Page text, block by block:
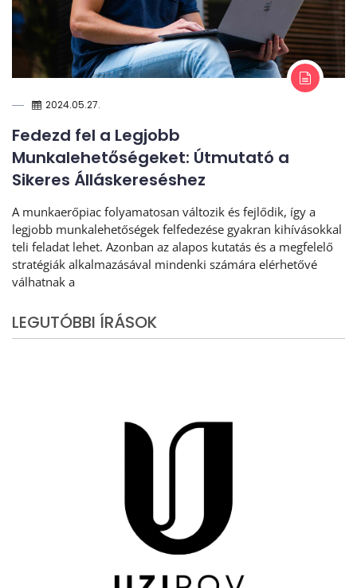
2024.05.27.
Fedezd fel a Legjobb
Munkalehetőségeket: Útmutató a
Sikeres Álláskereséshez
A munkaerőpiac folyamatosan változik és fejlődik, így a
legjobb munkalehetőségek felfedezése gyakran kihívásokkal
teli feladat lehet. Azonban az alapos kutatás és a megfelelő
stratégiák alkalmazásával mindenki számára elérhetővé
válhatnak a
LEGUTÓBBI ÍRÁSOK